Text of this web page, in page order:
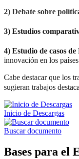
2) Debate sobre
3) Estudios
4) Estudio de casos
innovación en los
Cabe destacar que los
sugieran trabajos
Inicio de Descargas
Buscar documento
Bases para el